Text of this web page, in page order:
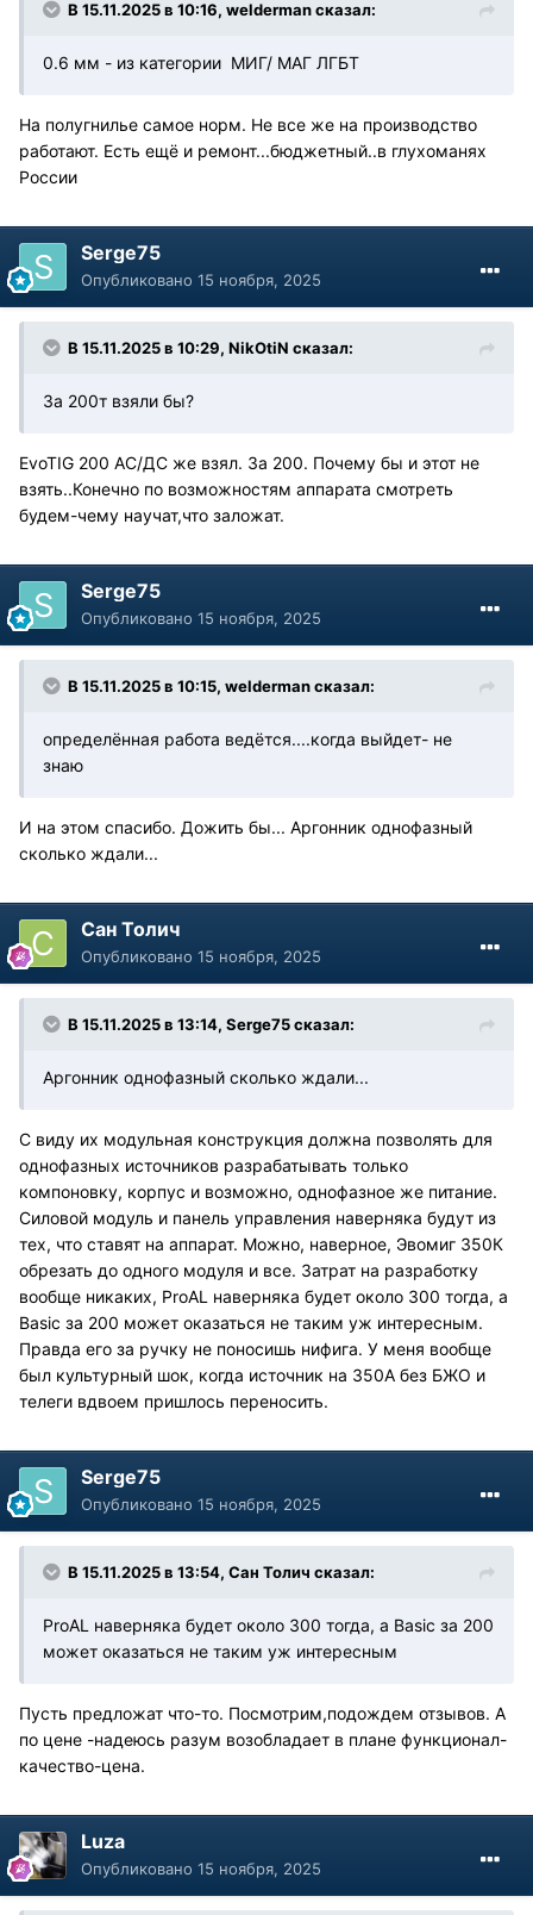
В 15.11.2025 в 10:16, weldermanсказал:
0.6 мм - из категории МИГ/ МАГ ЛГБТ
На полугнилье самое норм. Не все же на производство
работают. Есть ещё и ремонт...бюджетный..в глухоманях
России
Serge75
Опубликовано 15 ноября, 2025
В 15.11.2025 в 10:29, NikOtiN сказал:
За 200т взяли бы?
EvoTIG 200 АС/ДС же взял. За 200. Почему бы и этот не
взять..Конечно по возможностям аппарата смотреть
будем-чему научат,что заложат.
Serge75
Опубликовано 15 ноября, 2025
В 15.11.2025 в 10:15, weldermanсказал:
определённая работа ведётся....когда выйдет- не
знаю
И на этом спасибо. Дожить бы... Аргонник однофазный
сколько ждали...
Сан Толич
Опубликовано 15 ноября, 2025
В 15.11.2025 в 13:14, Serge75сказал:
Аргонник однофазный сколько ждали...
С виду их модульная конструкция должна позволять для
однофазных источников разрабатывать только
компоновку, корпус и возможно, однофазное же питание.
Силовой модуль и панель управления наверняка будут из
тех, что ставят на аппарат. Можно, наверное, Эвомиг 350К
обрезать до одного модуля и все. Затрат на разработку
вообще никаких, ProAL наверняка будет около 300 тогда, а
Basic за 200 может оказаться не таким уж интересным.
Правда его за ручку не поносишь нифига. У меня вообще
был культурный шок, когда источник на 350А без БЖО и
телеги вдвоем пришлось переносить.
Serge75
Опубликовано 15 ноября, 2025
В 15.11.2025 в 13:54, Сан Толич сказал:
ProAL наверняка будет около 300 тогда, а Basic за 200
может оказаться не таким уж интересным
Пусть предложат что-то. Посмотрим,подождем отзывов. А
по цене -надеюсь разум возобладает в плане функционал-
качество-цена.
Luza
Опубликовано 15 ноября, 2025